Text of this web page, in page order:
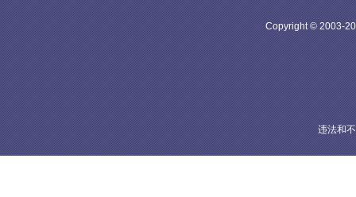
Copyright © 2003-
违法和